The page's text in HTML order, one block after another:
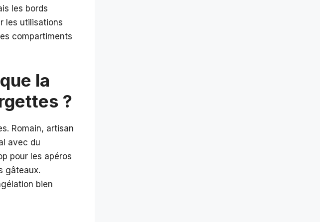
les bords
les utilisations
compartiments
la
?
Romain, artisan
avec du
pour les apéros
gâteaux.
bien